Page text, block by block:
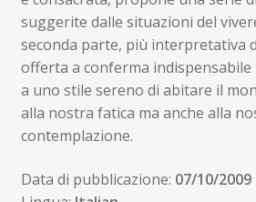
suggerite dalle situazioni del
seconda parte, più interpretativa
offerta a conferma
a uno stile sereno di abitare il
alla nostra fatica ma anche alla
contemplazione.
Data di pubblicazione: 07/10/2009